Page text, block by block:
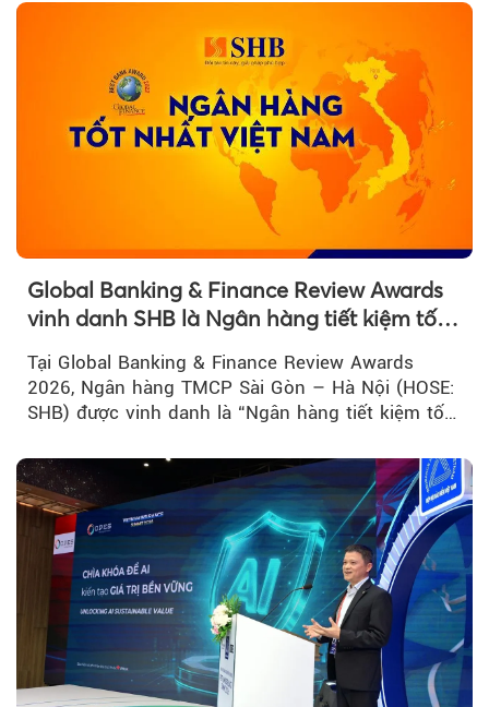
Global Banking & Finance Review Awards
vinh danh SHB là Ngân hàng tiết kiệm tốt
Tại Global Banking & Finance Review Awards
2026, Ngân hàng TMCP Sài Gòn – Hà Nội (HOSE:
SHB) được vinh danh là “Ngân hàng tiết kiệm tốt